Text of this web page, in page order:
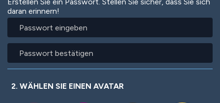
daran erinnern!
eingeben
bestätigen
2. WÄHLEN SIE EINEN AVATAR